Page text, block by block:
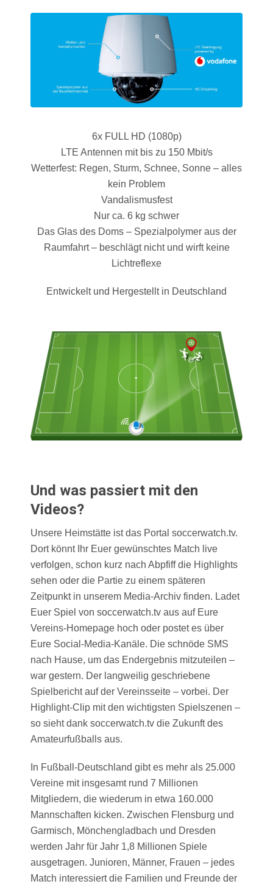
6x FULL HD (1080p)
LTE Antennen mit bis zu 150 Mbit/s
Wetterfest: Regen, Sturm, Schnee, Sonne – alles
kein Problem
Vandalismusfest
Nur ca. 6 kg schwer
Das Glas des Doms – Spezialpolymer aus der
Raumfahrt – beschlägt nicht und wirft keine
Lichtreflexe
Entwickelt und Hergestellt in Deutschland
Und was passiert mit den
Videos?
Unsere Heimstätte ist das Portal soccerwatch.tv.
Dort könnt Ihr Euer gewünschtes Match live
verfolgen, schon kurz nach Abpfiff die Highlights
sehen oder die Partie zu einem späteren
Zeitpunkt in unserem Media-Archiv finden. Ladet
Euer Spiel von soccerwatch.tv aus auf Eure
Vereins-Homepage hoch oder postet es über
Eure Social-Media-Kanäle. Die schnöde SMS
nach Hause, um das Endergebnis mitzuteilen –
war gestern. Der langweilig geschriebene
Spielbericht auf der Vereinsseite – vorbei. Der
Highlight-Clip mit den wichtigsten Spielszenen –
so sieht dank soccerwatch.tv die Zukunft des
Amateurfußballs aus.
In Fußball-Deutschland gibt es mehr als 25.000
Vereine mit insgesamt rund 7 Millionen
Mitgliedern, die wiederum in etwa 160.000
Mannschaften kicken. Zwischen Flensburg und
Garmisch, Mönchengladbach und Dresden
werden Jahr für Jahr 1,8 Millionen Spiele
ausgetragen. Junioren, Männer, Frauen – jedes
Match interessiert die Familien und Freunde der